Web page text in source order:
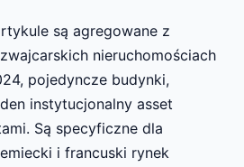
są agregowane z
nieruchomościach
pojedyncze budynki,
instytucjonalny asset
Są specyficzne dla
i francuski rynek